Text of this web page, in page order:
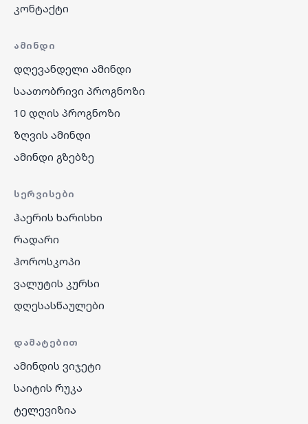
კონტაქტი
ᲐᲛᲘᲜᲓᲘ
დღევანდელი ამინდი
საათობრივი პროგნოზი
10 დღის პროგნოზი
ზღვის ამინდი
ამინდი გზებზე
ᲡᲔᲠᲕᲘᲡᲔᲑᲘ
ჰაერის ხარისხი
რადარი
ჰოროსკოპი
ვალუტის კურსი
დღესასწაულები
ᲓᲐᲛᲐᲢᲔᲑᲘᲗ
ამინდის ვიჯეტი
საიტის რუკა
ტელევიზია